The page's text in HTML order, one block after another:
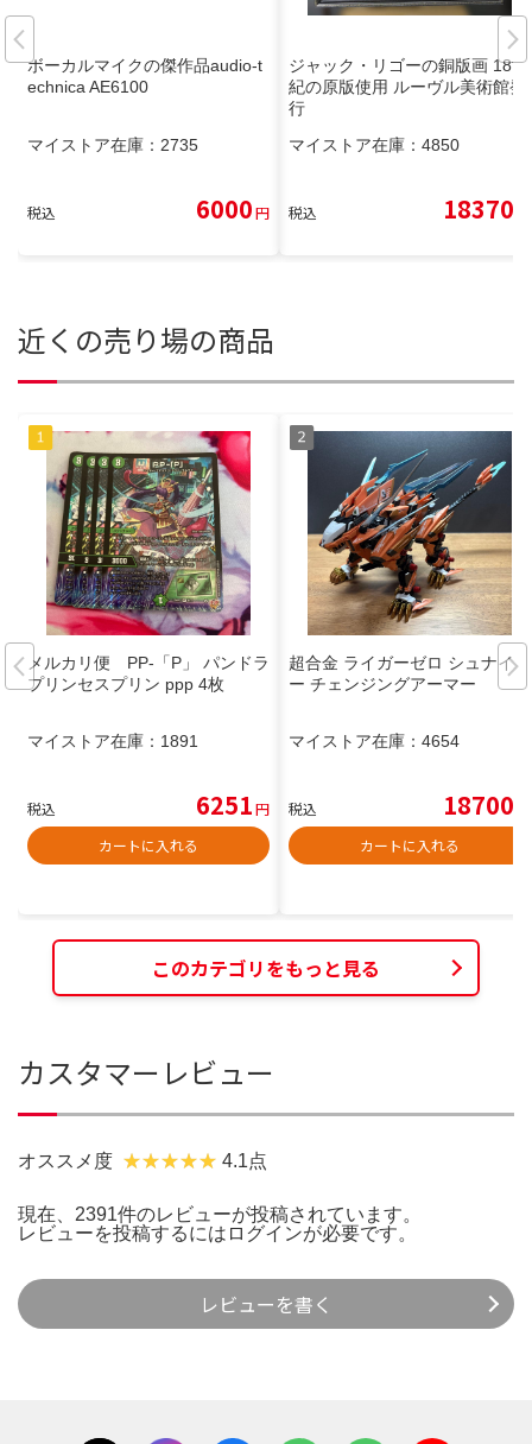
ボーカルマイクの傑作品audio-t
echnica AE6100
マイストア在庫： 2735
税込 6000円
ジャック・リゴーの銅版画 18世
紀の原版使用 ルーヴル美術館発
行
マイストア在庫： 4850
税込 18370
近くの売り場の商品
メルカリ便 PP-「P」 パンドラ
プリンセスプリン ppp 4枚
マイストア在庫： 1891
税込 6251円
カートに入れる
超合金 ライガーゼロ シュナイダ
ー チェンジングアーマー
マイストア在庫： 4654
税込 18700
カートに入れる
このカテゴリをもっと見る
カスタマーレビュー
オススメ度 4.1点
現在、2391件のレビューが投稿されています。
レビューを投稿するには ログインが必要です。
レビューを書く